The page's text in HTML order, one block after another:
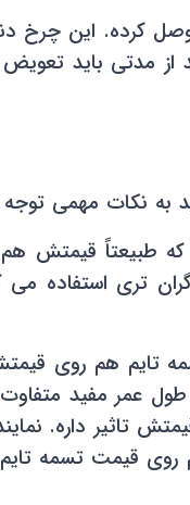
کرده. این
مدتی باید
تری استفاده
هم روی
عمر مفید
داره.